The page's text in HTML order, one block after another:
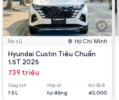
Xe cũ Hồ Chí Minh
Hyundai Custin Tiêu Chuẩn
1.5T 2025
739 triệu
Dung tích
1.5 L
Hộp số
tự động
Km đã đi
40,000